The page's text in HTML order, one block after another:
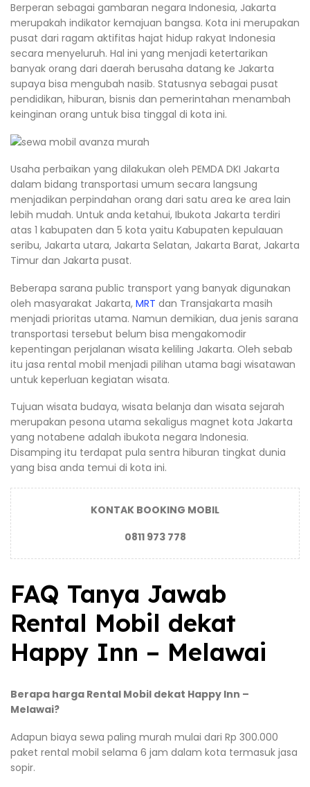
Berperan sebagai gambaran negara Indonesia, Jakarta
merupakah indikator kemajuan bangsa. Kota ini merupakan
pusat dari ragam aktifitas hajat hidup rakyat Indonesia
secara menyeluruh. Hal ini yang menjadi ketertarikan
banyak orang dari daerah berusaha datang ke Jakarta
supaya bisa mengubah nasib. Statusnya sebagai pusat
pendidikan, hiburan, bisnis dan pemerintahan menambah
keinginan orang untuk bisa tinggal di kota ini.
Usaha perbaikan yang dilakukan oleh PEMDA DKI Jakarta
dalam bidang transportasi umum secara langsung
menjadikan perpindahan orang dari satu area ke area lain
lebih mudah. Untuk anda ketahui, Ibukota Jakarta terdiri
atas 1 kabupaten dan 5 kota yaitu Kabupaten kepulauan
seribu, Jakarta utara, Jakarta Selatan, Jakarta Barat, Jakarta
Timur dan Jakarta pusat.
Beberapa sarana public transport yang banyak digunakan
oleh masyarakat Jakarta, MRT dan Transjakarta masih
menjadi prioritas utama. Namun demikian, dua jenis sarana
transportasi tersebut belum bisa mengakomodir
kepentingan perjalanan wisata keliling Jakarta. Oleh sebab
itu jasa rental mobil menjadi pilihan utama bagi wisatawan
untuk keperluan kegiatan wisata.
Tujuan wisata budaya, wisata belanja dan wisata sejarah
merupakan pesona utama sekaligus magnet kota Jakarta
yang notabene adalah ibukota negara Indonesia.
Disamping itu terdapat pula sentra hiburan tingkat dunia
yang bisa anda temui di kota ini.
KONTAK BOOKING MOBIL
0811 973 778
FAQ Tanya Jawab
Rental Mobil dekat
Happy Inn – Melawai
Berapa harga Rental Mobil dekat Happy Inn –
Melawai?
Adapun biaya sewa paling murah mulai dari Rp 300.000
paket rental mobil selama 6 jam dalam kota termasuk jasa
sopir.